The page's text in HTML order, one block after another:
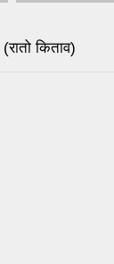
किताव)